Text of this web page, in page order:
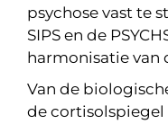
psychose vast te
SIPS en de
harmonisatie van
Van de
de cortisolspiegel